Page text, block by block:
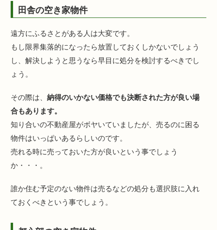
田舎の空き家物件
遠方にふるさとがある人は大変です。
もし限界集落的になったら放置しておくしかないでしょう
し、解決しようと思うなら早目に処分を検討するべきでし
ょう。
その際は、納得のいかない価格でも決断された方が良い場
合もあります。
知り合いの不動産屋がボヤいていましたが、売るのに困る
物件はいっぱいあるらしいのです。
売れる時に売っておいた方が良いという事でしょう
か・・・。
誰か住む予定のない物件は売るなどの処分も選択肢に入れ
ておくべきという事でしょう。